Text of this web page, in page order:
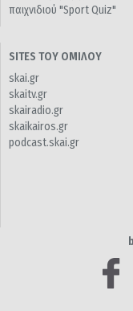
παιχνιδιού "Sport Quiz"
SITES ΤΟΥ ΟΜΙΛΟΥ
skai.gr
skaitv.gr
skairadio.gr
skaikairos.gr
podcast.skai.gr